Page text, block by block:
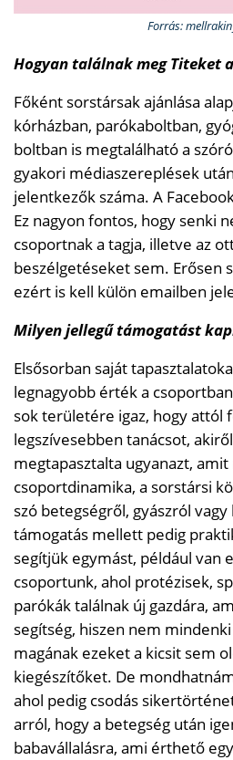
Forrás:
Hogyan találnak meg Titeket
Főként sorstársak ajánlása
kórházban, parókaboltban,
boltban is megtalálható a
gyakori médiaszereplések
jelentkezők száma. A
Ez nagyon fontos, hogy senki
csoportnak a tagja, illetve az
beszélgetéseket sem. Erősen
ezért is kell külön emailben
Milyen jellegű támogatást
Elsősorban saját
legnagyobb érték a
sok területére igaz, hogy attól
legszívesebben tanácsot,
megtapasztalta ugyanazt,
csoportdinamika, a sorstársi
szó betegségről, gyászról
támogatás mellett pedig
segítjük egymást, például van
csoportunk, ahol protézisek,
parókák találnak új gazdára,
segítség, hiszen nem
magának ezeket a kicsit sem
kiegészítőket. De
ahol pedig csodás
arról, hogy a betegség után
babavállalásra, ami érthető